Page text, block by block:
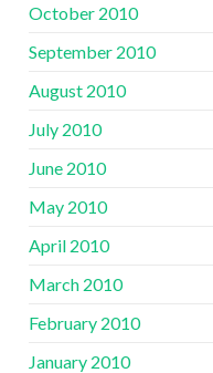
October 2010
September 2010
August 2010
July 2010
June 2010
May 2010
April 2010
March 2010
February 2010
January 2010